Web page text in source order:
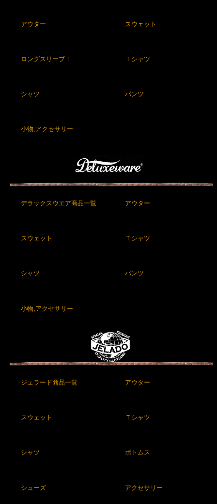
アウター スウェット
ロングスリーブＴ Ｔシャツ
シャツ パンツ
小物,アクセサリー
デラックスウエア商品一覧 アウター
スウェット Ｔシャツ
シャツ パンツ
小物,アクセサリー
ジェラード商品一覧 アウター
スウェット Ｔシャツ
シャツ ボトムス
シューズ アクセサリー